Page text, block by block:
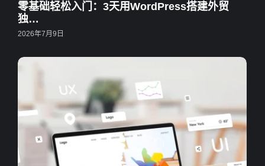
零基础轻松入门：3天用WordPress搭建外贸
独…
2026年7月9日